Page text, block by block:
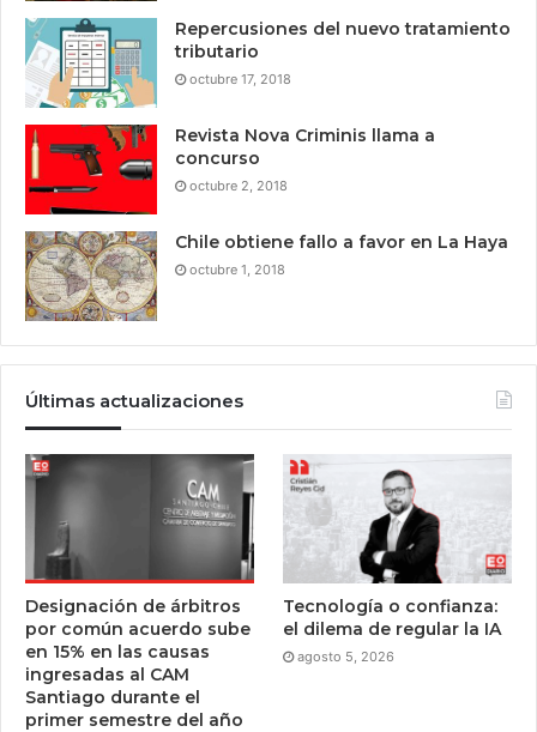
Repercusiones del nuevo tratamiento
tributario
octubre 17, 2018
Revista Nova Criminis llama a
concurso
octubre 2, 2018
Chile obtiene fallo a favor en La Haya
octubre 1, 2018
Últimas actualizaciones
Designación de árbitros
por común acuerdo sube
en 15% en las causas
ingresadas al CAM
Santiago durante el
primer semestre del año
Tecnología o confianza:
el dilema de regular la IA
agosto 5, 2026